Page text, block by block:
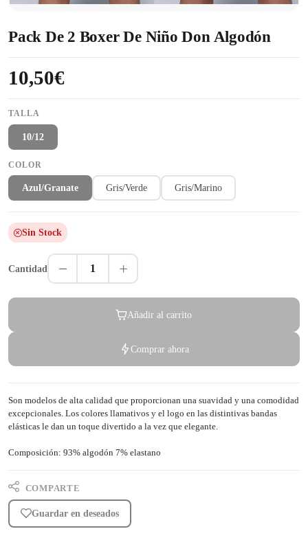
Pack De 2 Boxer De Niño Don Algodón
10,50€
TALLA
10/12
COLOR
Azul/Granate Gris/Verde Gris/Marino
Sin Stock
Cantidad 1
Añadir al carrito
Comprar ahora
Son modelos de alta calidad que proporcionan una suavidad y una comodidad
excepcionales. Los colores llamativos y el logo en las distintivas bandas
elásticas le dan un toque divertido a la vez que elegante.
Composición: 93% algodón 7% elastano
COMPARTE
Guardar en deseados